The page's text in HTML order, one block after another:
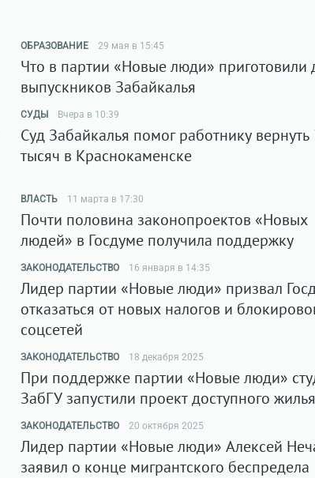
ОБРАЗОВАНИЕ 29 мая в 15:45
Что в партии «Новые люди» приготовили
выпускников Забайкалья
СУДЫ Вчера в 10:39
Суд Забайкалья помог работнику вернуть
тысяч в Краснокаменске
ВЛАСТЬ 11 марта в 17:30
Почти половина законопроектов «Новых
людей» в Госдуме получила поддержку
ЗАКОНОДАТЕЛЬСТВО 16 января в 14:35
Лидер партии «Новые люди» призвал
отказаться от новых налогов и
соцсетей
ЗАКОНОДАТЕЛЬСТВО 18 декабря 2025
При поддержке партии «Новые люди»
ЗабГУ запустили проект доступного жилья
ЗАКОНОДАТЕЛЬСТВО 20 октября 2025
Лидер партии «Новые люди» Алексей
заявил о конце мигрантского беспредела